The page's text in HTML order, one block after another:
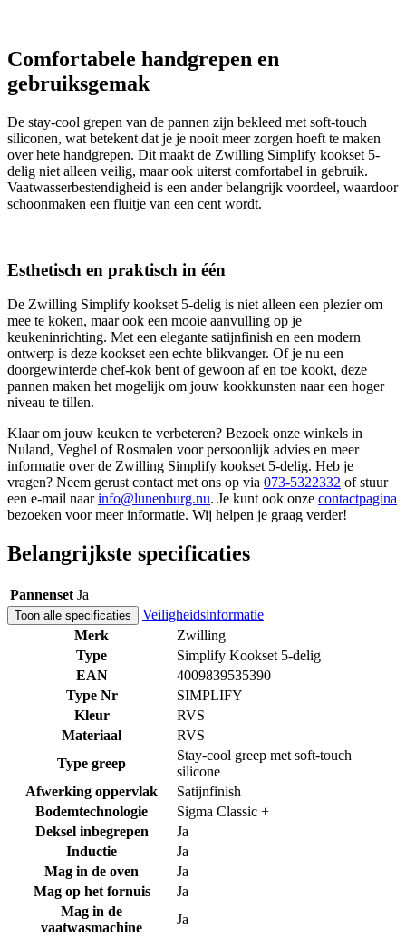
Comfortabele handgrepen en
gebruiksgemak
De stay-cool grepen van de pannen zijn bekleed met soft-touch
siliconen, wat betekent dat je je nooit meer zorgen hoeft te maken
over hete handgrepen. Dit maakt de Zwilling Simplify kookset 5-
delig niet alleen veilig, maar ook uiterst comfortabel in gebruik.
Vaatwasserbestendigheid is een ander belangrijk voordeel, waardoor
schoonmaken een fluitje van een cent wordt.
Esthetisch en praktisch in één
De Zwilling Simplify kookset 5-delig is niet alleen een plezier om
mee te koken, maar ook een mooie aanvulling op je
keukeninrichting. Met een elegante satijnfinish en een modern
ontwerp is deze kookset een echte blikvanger. Of je nu een
doorgewinterde chef-kok bent of gewoon af en toe kookt, deze
pannen maken het mogelijk om jouw kookkunsten naar een hoger
niveau te tillen.
Klaar om jouw keuken te verbeteren? Bezoek onze winkels in
Nuland, Veghel of Rosmalen voor persoonlijk advies en meer
informatie over de Zwilling Simplify kookset 5-delig. Heb je
vragen? Neem gerust contact met ons op via 073-5322332 of stuur
een e-mail naarinfo@lunenburg.nu. Je kunt ook onze contactpagina
bezoeken voor meer informatie. Wij helpen je graag verder!
Belangrijkste specificaties
Pannenset Ja
Toon alle specificaties
Veiligheidsinformatie
Merk
Zwilling
Type
Simplify Kookset 5-delig
EAN
4009839535390
Type Nr
SIMPLIFY
Kleur
RVS
Materiaal
RVS
Type greep
Stay-cool greep met soft-touch
silicone
Afwerking oppervlak
Satijnfinish
Bodemtechnologie
Sigma Classic +
Deksel inbegrepen
Ja
Inductie
Ja
Mag in de oven
Ja
Mag op het fornuis
Ja
Mag in de
vaatwasmachine
Ja